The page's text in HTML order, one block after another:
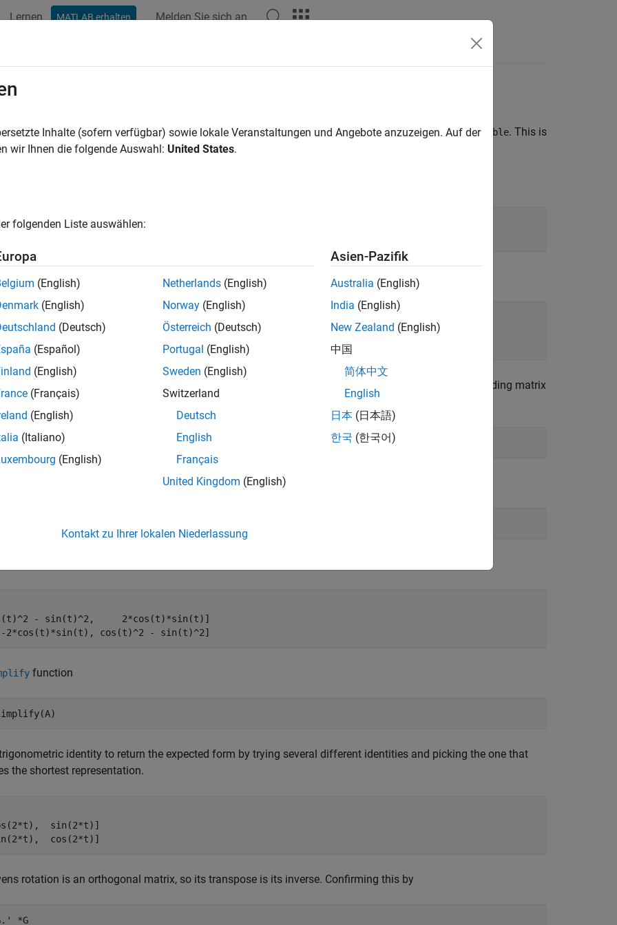
Lernen MATLAB erhalten Melden Sie sich an
Algebraic Operations
operations on symbolic objects are the same as operations on MATLAB®objects of classdouble. This is
in the following example.
t
transformation matrix.
sin(t)]
cos(t)]
the Givens transformation twice should simply be a rotation through twice the angle. The corresponding matrix
computed by multiplying
by itself or by raising to the second power. Both
- sin(t)^2,     2*cos(t)*sin(t)]
cos(t)^2 - sin(t)^2]
function
identity to return the expected form by trying several different identities and picking the one that
the shortest representation.
sin(2*t)]
cos(2*t)]
rotation is an orthogonal matrix, so its transpose is its inverse. Confirming this by
*G
Inhalte (sofern verfügbar) sowie lokale Veranstaltungen und Angebote anzuzeigen. Auf der
wir Ihnen die folgende Auswahl: United States.
folgenden Liste auswählen:
(English)
(English)
(Deutsch)
(Español)
(English)
(Français)
(English)
(Italiano)
(English)
Netherlands (English)
Norway (English)
Österreich (Deutsch)
Portugal (English)
Sweden (English)
Switzerland
Deutsch
English
Français
United Kingdom (English)
Asien-Pazifik
Australia (English)
India (English)
New Zealand (English)
中国
简体中文
English
日本 (日本語)
한국 (한국어)
Kontakt zu Ihrer lokalen Niederlassung